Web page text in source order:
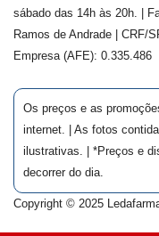
sábado das 14h às 20h. |
Ramos de Andrade
| CRF/
Empresa (AFE): 0.335.486
Os preços e as
internet. | As fotos
ilustrativas. | *Preços e
decorrer do dia.
Copyright © 2025